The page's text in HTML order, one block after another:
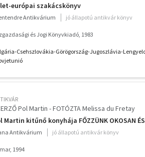
európai szakácskönyv
Antikvárium jó állapotú antikvár könyv
és Jogi Könyvkiadó, 1983
Csehszlovákia-Görögország-Jugoszlávia-
Pol Martin - FOTÓZTA Melissa du Fretay
Martin kitűnő konyhája FŐZZÜNK OKOSAN ÉS
Antikvárium jó állapotú antikvár könyv
1994